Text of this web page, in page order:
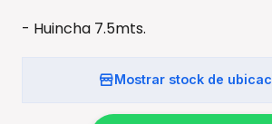
- Huincha 7.5mts.
Mostrar stock de